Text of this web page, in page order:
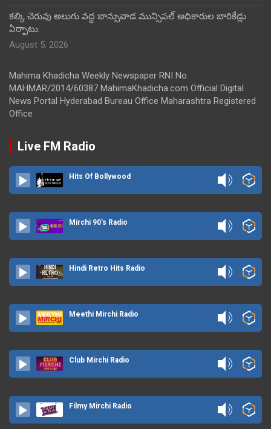
కల్కి చెరువు అలుగు వద్ద బాన్సువాడ మున్సిపల్ అధికారుల బారికేడ్లు
ఏర్పాటు.
August 5, 2026
Mahima Khadicha Weekly Newspaper RNI No.
MAHMAR/2014/60387 MahimaKhadicha.com Official Digital
News Portal Hyderabad Bureau Office Maharashtra Registered
Office
Live FM Radio
Hits Of Bollywood
Mirchi 90's Radio
Hindi Retro Hits Radio
Meethi Mirchi Radio
Club Mirchi Radio
Filmy Mirchi Radio